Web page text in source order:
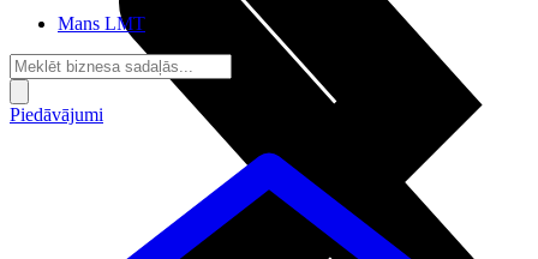
Mans LMT
Piedāvājumi